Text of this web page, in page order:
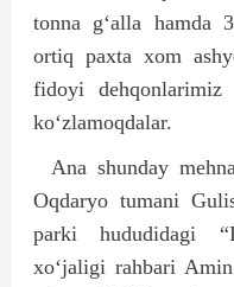
tonna g‘alla hamda
ortiq paxta xom
fidoyi dehqonlarimiz
ko‘zlamoqdalar.
Ana shunday
Oqdaryo tumani
parki hududidagi
xo‘jaligi rahbari